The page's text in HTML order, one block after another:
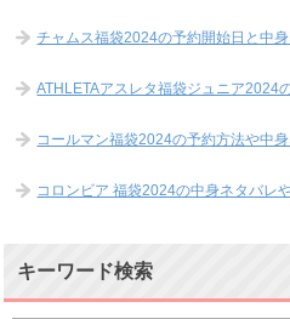
チャムス福袋2024の予約開始日と中身
ATHLETAアスレタ福袋ジュニア2024
コールマン福袋2024の予約方法や中身
コロンビア 福袋2024の中身ネタバレ
キーワード検索